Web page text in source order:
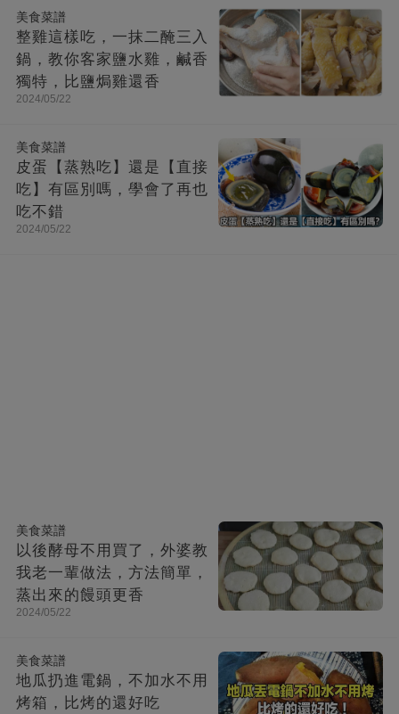
美食菜譜
整雞這樣吃，一抹二醃三入
鍋，教你客家鹽水雞，鹹香
獨特，比鹽焗雞還香
2024/05/22
美食菜譜
皮蛋【蒸熟吃】還是【直接
吃】有區別嗎，學會了再也
吃不錯
2024/05/22
美食菜譜
以後酵母不用買了，外婆教
我老一輩做法，方法簡單，
蒸出來的饅頭更香
2024/05/22
美食菜譜
地瓜扔進電鍋，不加水不用
烤箱，比烤的還好吃